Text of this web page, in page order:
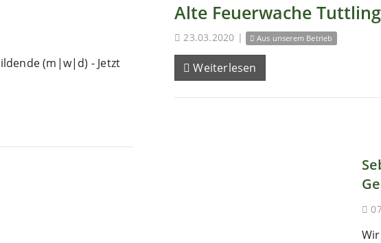
(m|w|d) - Jetzt
Alte Feuerwache
23.03.2020 | Aus unserem Betrieb
Weiterlesen